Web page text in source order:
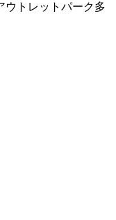
ウトレットパーク多